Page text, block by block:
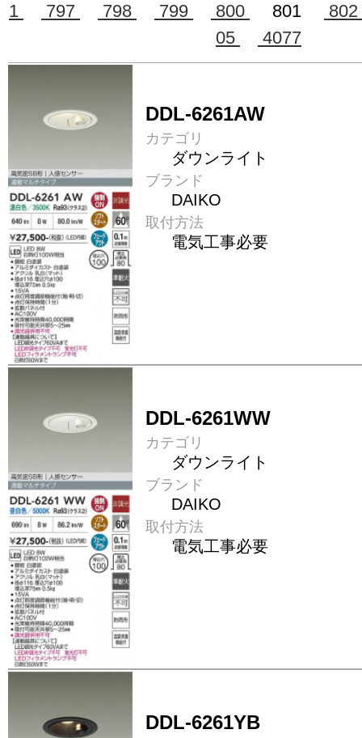
1
797 798 799 800 801
802
05
4077
DDL-6261AW
カテゴリ
ダウンライト
ブランド
DAIKO
取付方法
電気工事必要
DDL-6261WW
カテゴリ
ダウンライト
ブランド
DAIKO
取付方法
電気工事必要
DDL-6261YB